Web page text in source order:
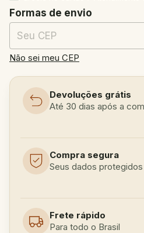
Entregas para o CEP:
Formas de envio
Não sei meu CEP
Devoluções grátis
Até 30 dias após a
Compra segura
Seus dados protegidos
Frete rápido
Para todo o Brasil